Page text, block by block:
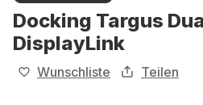
Docking Targus
DisplayLink
Wunschliste Teilen